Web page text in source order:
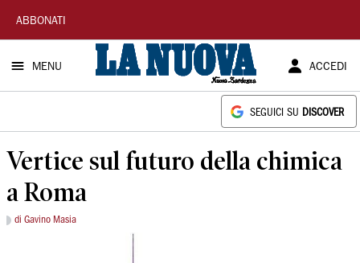
La
Nuova
Sardegna
ABBONATI
MENU ACCEDI
SEGUICI SU DISCOVER
Vertice sul futuro della chimica
a Roma
di Gavino Masia